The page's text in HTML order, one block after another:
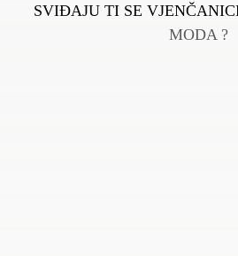
SVIĐAJU TI SE
MODA ?